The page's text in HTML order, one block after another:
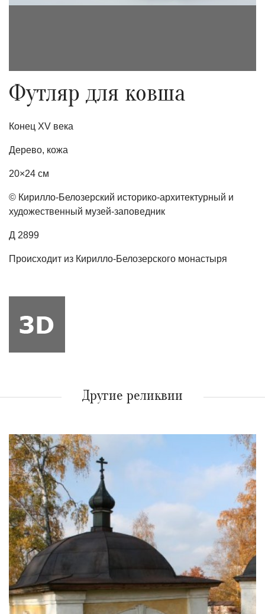
Футляр для ковша
Конец XV века
Дерево, кожа
20×24 см
© Кирилло-Белозерский историко-архитектурный и
художественный музей-заповедник
Д 2899
Происходит из Кирилло-Белозерского монастыря
Другие реликвии